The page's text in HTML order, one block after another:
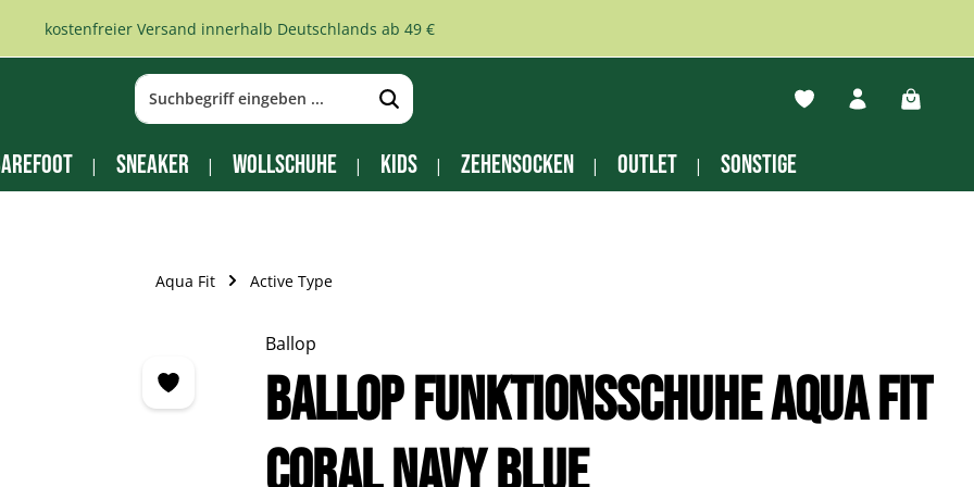
kostenfreier Versand innerhalb Deutschlands ab 49 €
Du hast 0 Produkte
Sneaker Wollschuhe Kids Zehensocken Outlet Sonstige
Aqua Fit Active Type
Ballop
BALLOP Funktionsschuhe Aqua Fit